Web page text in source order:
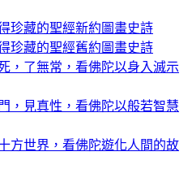
珍藏的聖經新約圖畫史詩
珍藏的聖經舊約圖畫史詩
，了無常，看佛陀以身入滅示
，見真性，看佛陀以般若智慧
方世界，看佛陀遊化人間的故